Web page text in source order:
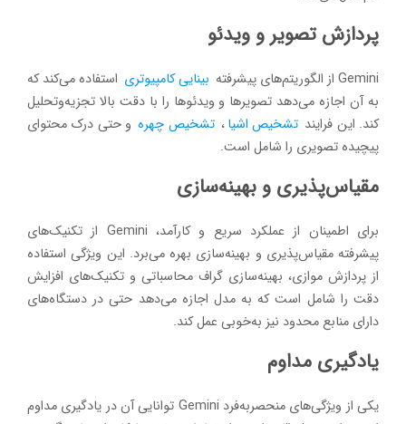
پردازش تصویر و ویدئو
Gemini از الگوریتم‌های پیشرفته بینایی کامپیوتری استفاده می‌کند که
به آن اجازه می‌دهد تصویرها و ویدئوها را با دقت بالا تجزیه‌وتحلیل
کند. این فرایند تشخیص اشیا، تشخیص چهره و حتی درک محتوای
پیچیده تصویری را شامل است.
مقیاس‌پذیری و بهینه‌سازی
برای اطمینان از عملکرد سریع و کارآمد، Gemini از تکنیک‌های
پیشرفته مقیاس‌پذیری و بهینه‌سازی بهره می‌برد. این ویژگی استفاده
از پردازش موازی، بهینه‌سازی گراف محاسباتی و تکنیک‌های افزایش
دقت را شامل است که به مدل اجازه می‌دهد حتی در دستگاه‌های
دارای منابع محدود نیز به‌خوبی عمل کند.
یادگیری مداوم
یکی از ویژگی‌های منحصربه‌فرد Gemini توانایی آن در یادگیری مداوم